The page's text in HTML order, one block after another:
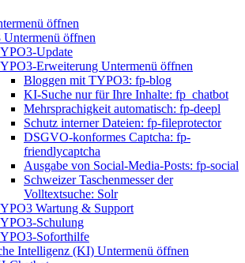
öffnen
Untermenü öffnen
Update
Erweiterung Untermenü öffnen
Bloggen mit TYPO3: fp-blog
KI-Suche nur für Ihre Inhalte: fp_chatbot
Mehrsprachigkeit automatisch: fp-deepl
Schutz interner Dateien: fp-fileprotector
DSGVO-konformes Captcha: fp-
friendlycaptcha
Ausgabe von Social-Media-Posts: fp-social
Schweizer Taschenmesser der
Volltextsuche: Solr
Wartung & Support
Schulung
Soforthilfe
Intelligenz (KI) Untermenü öffnen